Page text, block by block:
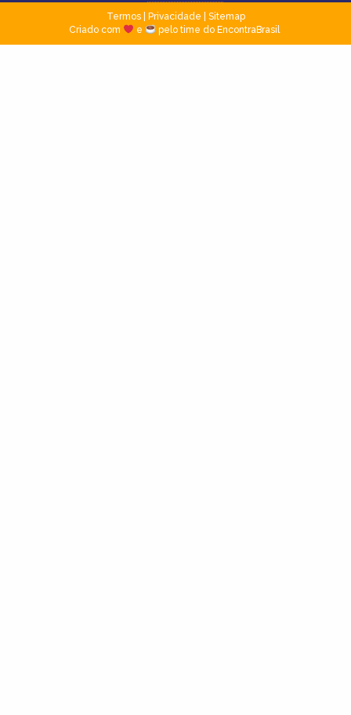
Termos| Privacidade
Sitemap
Criado com
e pelo time do EncontraBrasil